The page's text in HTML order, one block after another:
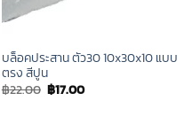
บล็อคประสาน ตัว30 10x30x10 แบบ
ตรง สีปูน
฿22.00 Original
price
฿17.00Current
price